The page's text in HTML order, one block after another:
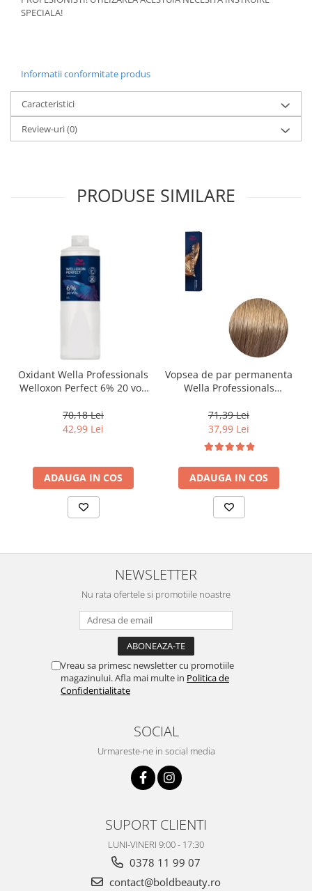
SPECIALA!
Informatii conformitate produs
Caracteristici
Review-uri(0)
PRODUSE SIMILARE
Oxidant Wella Professionals
Welloxon Perfect 6% 20 vol,
70,18 Lei
42,99 Lei
ADAUGA IN COS
Vopsea de par permanenta
Wella Professionals
Blond Deschis Natural, 60
ml
71,39 Lei
37,99 Lei
ADAUGA IN COS
NEWSLETTER
Nu rata ofertele si promotiile noastre
Vreau sa primesc newsletter cu promotiile
magazinului. Afla mai multe in Politica de
Confidentialitate
SOCIAL
Urmareste-ne in social media
SUPORT CLIENTI
LUNI-VINERI 9:00 - 17:30
0378 11 99 07
contact@boldbeauty.ro